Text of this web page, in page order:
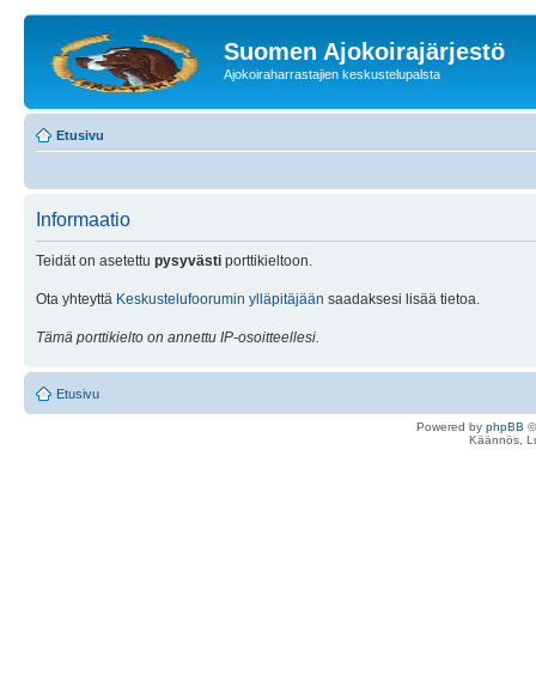
Suomen Ajokoirajärjestö
Ajokoiraharrastajien keskustelupalsta
Etusivu
Informaatio
Teidät on asetettu pysyvästi porttikieltoon.
Ota yhteyttä Keskustelufoorumin ylläpitäjään saadaksesi lisää tietoa.
Tämä porttikielto on annettu IP-osoitteellesi.
Etusivu
Powered by phpBB
Käännös,